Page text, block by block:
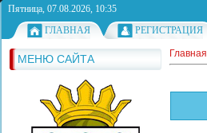
Пятница, 07.08.2026, 10:35
ГЛАВНАЯ
РЕГИСТРАЦИЯ
МЕНЮ САЙТА Главная